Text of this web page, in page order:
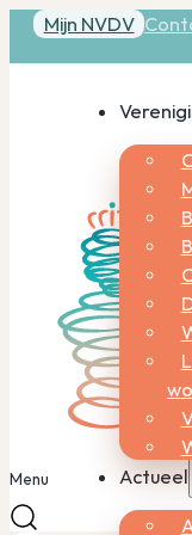
Mijn NVDV
Actueel
Menu